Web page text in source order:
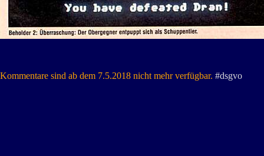
Kommentare sind ab dem 7.5.2018 nicht mehr verfügbar. #dsgvo